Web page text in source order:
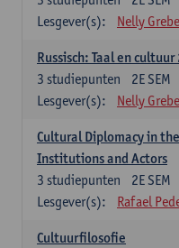
Lesgever(s):
Nelly
Russisch: Taal en cultuur
2E SEM
3 studiepunten
Lesgever(s):
Nelly
Cultural Diplomacy in
Institutions and Actors
2E SEM
3 studiepunten
Lesgever(s):
Rafael
Cultuurfilosofie